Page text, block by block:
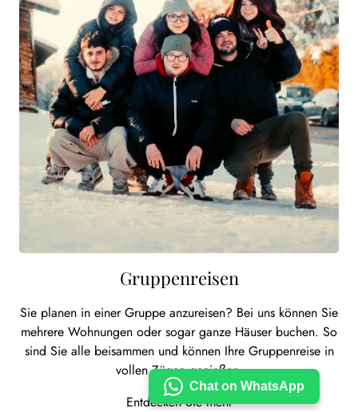
Gruppenreisen
Sie planen in einer Gruppe anzureisen? Bei uns können Sie
mehrere Wohnungen oder sogar ganze Häuser buchen. So
sind Sie alle beisammen und können Ihre Gruppenreise in
vollen Zügen genießen.
Entdecken Sie mehr
Chat on WhatsApp